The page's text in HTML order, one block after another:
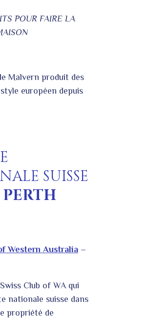
POUR FAIRE LA
Malvern produit des
européen depuis
SUISSE
PERTH
Western Australia –
Club of WA qui
nationale suisse dans
propriété de